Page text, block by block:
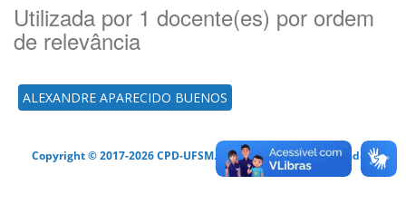
Utilizada por 1 docente(es) por ordem
de relevância
ALEXANDRE APARECIDO BUENOS
Copyright © 2017-2026 CPD-UFSM. Todos os direitos reservados.